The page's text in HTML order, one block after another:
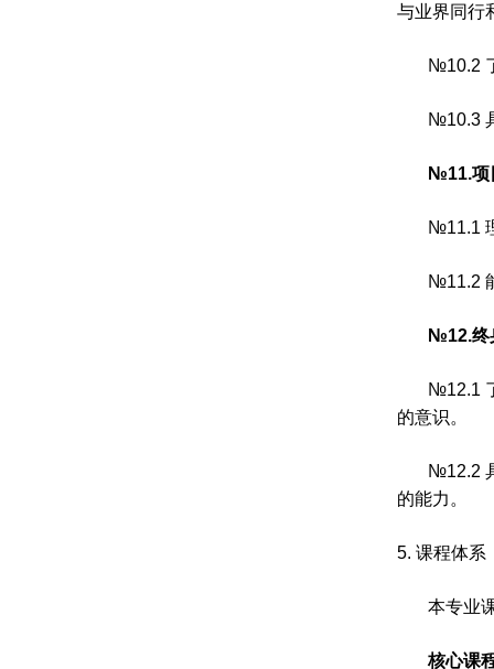
与业界同行
№10.2
№10.3
№11.项
№11.1
№11.2
№12.终
№12.1
的意识。
№12.2
的能力。
5. 课程体系
本专业
核心课